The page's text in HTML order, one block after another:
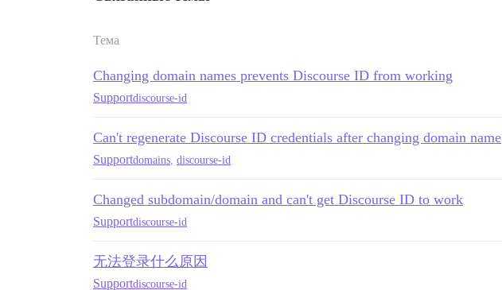
Тема
Changing domain names prevents Discourse ID from working
Supportdiscourse-id
Can't regenerate Discourse ID credentials after changing domain name
Supportdomains discourse-id
Changed subdomain/domain and can't get Discourse ID to work
Supportdiscourse-id
无法登录什么原因
Supportdiscourse-id